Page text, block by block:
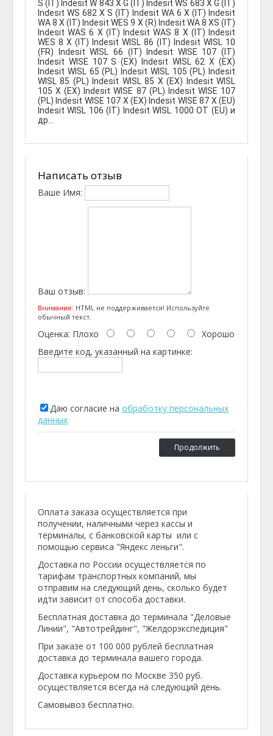
S (IT) Indesit W 843 X G (IT) Indesit WS 683 X G (IT)
Indesit WS 682 X S (IT) Indesit WA 6 X (IT) Indesit
WA 8 X (IT) Indesit WES 9 X (R) Indesit WA 8 XS (IT)
Indesit WAS 6 X (IT) Indesit WAS 8 X (IT) Indesit
WES 8 X (IT) Indesit WISL 86 (IT) Indesit WISL 10
(FR) Indesit WISL 66 (IT) Indesit WISE 107 (IT)
Indesit WISE 107 S (EX) Indesit WISL 62 X (EX)
Indesit WISL 65 (PL) Indesit WISL 105 (PL) Indesit
WISL 85 (PL) Indesit WISL 85 X (EX) Indesit WISL
105 X (EX) Indesit WISE 87 (PL) Indesit WISE 107
(PL) Indesit WISE 107 X (EX) Indesit WISE 87 X (EU)
Indesit WISL 106 (IT) Indesit WISL 1000 OT (EU) и
др...
Написать отзыв
Ваше Имя:
Ваш отзыв:
Внимание: HTML не поддерживается! Используйте
обычный текст.
Оценка: Плохо
Хорошо
Введите код, указанный на картинке:
Даю согласие на обработку персональных
данных
Продолжить
Оплата заказа осуществляется при
получении, наличными через кассы и
терминалы, с банковской карты или с
помощью сервиса "Яндекс леньги".
Доставка по России осуществляется по
тарифам транспортных компаний, мы
отправим на следующий день, сколько будет
идти зависит от способа доставки.
Бесплатная доставка до терминала "Деловые
Линии", "Автотрейдинг", "Желдорэкспедиция"
При заказе от 100 000 рублей бесплатная
доставка до терминала вашего города.
Доставка курьером по Москве 350 руб.
осуществляется всегда на следующий день.
Самовывоз бесплатно.